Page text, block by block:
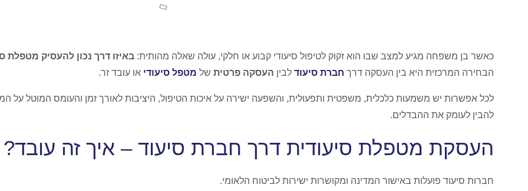
כאשר בן משפחה מגיע למצב שבו הוא זקוק לטיפול סיעודי קבוע או חלקי, עולה שאלה מהותית: באיזו דרך נכון להעסיק מטפלת
הבחירה המרכזית היא בין העסקה דרך חברת סיעוד לבין העסקה פרטית של מטפל סיעודי או עובד זר.
לכל אפשרות יש משמעות כלכלית, משפטית ותפעולית, והשפעה ישירה על איכות הטיפול, היציבות לאורך זמן והעומס המוטל על
להבין לעומק את ההבדלים.
העסקת מטפלת סיעודית דרך חברת סיעוד – איך זה עובד?
חברות סיעוד פועלות באישור המדינה ומקושרות ישירות לביטוח הלאומי.